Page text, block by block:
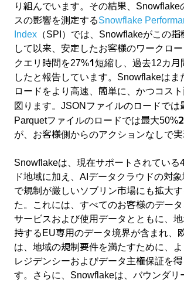
り組んでいます。その結果、Snowflake
スの影響を測定するSnowflake
Index （SPI）では、Snowflakeがこの
して以来、安定したお客様のワークロ
クエリ時間を27%1短縮し、過去12カ月
したと報告しています。Snowflakeはま
ロードをより高速、簡単に、かつコス
図ります。JSONファイルのロードでは
Parquetファイルのロードでは最大50%2
が、お客様側からのアクションなしで実
Snowflakeは、現在サポートされている
ド地域に加え、AIデータクラウドの対
で規制が厳しいソブリン市場にも拡大
た。これには、すべてのお客様のデー
サービスおよび使用データとともに、
持するEU専用のデータ境界が含まれ、
は、地域の規制要件を満たすために、
レジデンシーおよびデータ主権保証を
す。さらに、Snowflakeは、バウンダリ